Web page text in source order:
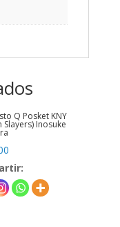
Q Posket KNY
Slayers) Inosuke